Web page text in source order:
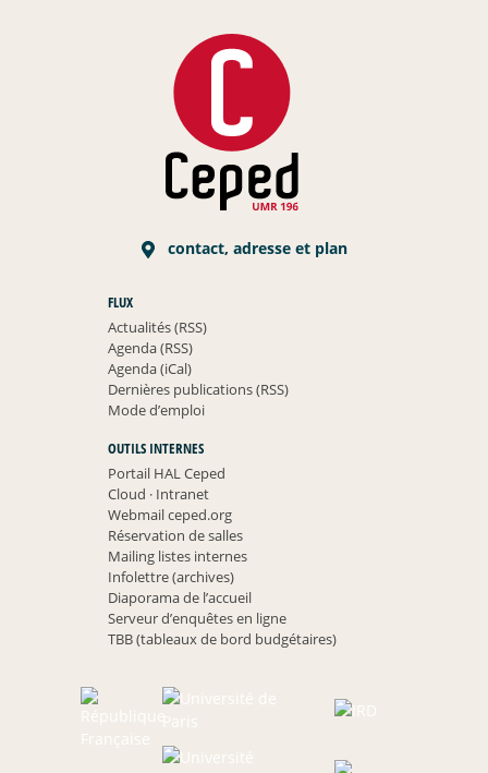
contact, adresse et plan
FLUX
Actualités (RSS)
Agenda (RSS)
Agenda (iCal)
Dernières publications (RSS)
Mode d’emploi
OUTILS INTERNES
Portail HAL Ceped
Cloud ·Intranet
Webmail ceped.org
Réservation de salles
Mailing listes internes
Infolettre (archives)
Diaporama de l’accueil
Serveur d’enquêtes en ligne
TBB (tableaux de bord budgétaires)